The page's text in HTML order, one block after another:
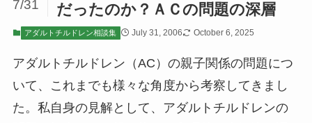
だったのか？ＡＣの問題の深層
7/31
アダルトチルドレン相談集 July 31, 2006 October 6, 2025
アダルトチルドレン（AC）の親子関係の問題につ
いて、これまでも様々な角度から考察してきまし
た。私自身の見解として、アダルトチルドレンの